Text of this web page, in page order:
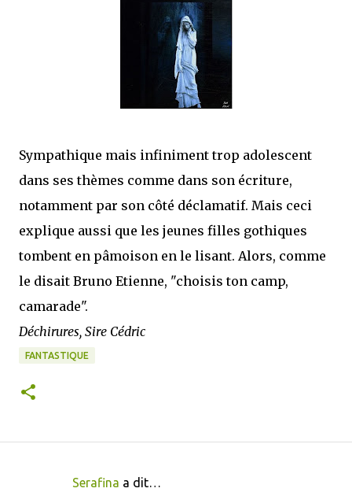
que Thomas connaissait et appréciait Olivier. Marlowe découvre une ville qu’il
ne connaissait pas, habitée par la méfiance, la peur et le rigorisme de la Ligue,
une ville pleine de mystères et de vieilles rancœurs. La Dame d...
Sympathique mais infiniment trop adolescent
dans ses thèmes comme dans son écriture,
notamment par son côté déclamatif. Mais ceci
explique aussi que les jeunes filles gothiques
tombent en pâmoison en le lisant. Alors, comme
le disait Bruno Etienne, "choisis ton camp,
camarade".
Déchirures, Sire Cédric
FANTASTIQUE
Serafina a dit…